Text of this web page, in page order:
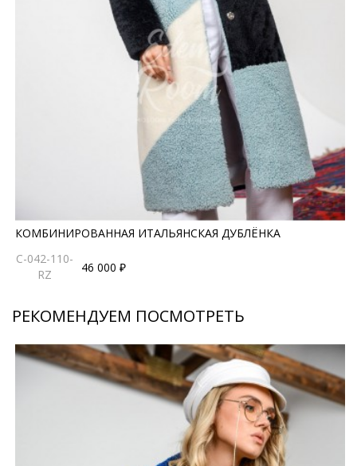
КОМБИНИРОВАННАЯ ИТАЛЬЯНСКАЯ ДУБЛЁНКА
C-042-110-
RZ
46 000 ₽
РЕКОМЕНДУЕМ ПОСМОТРЕТЬ